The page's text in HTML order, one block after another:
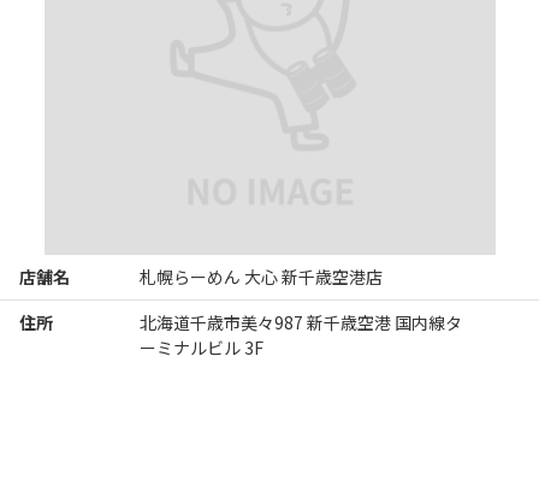
店舗名
札幌らーめん 大心 新千歳空港店
住所
北海道千歳市美々987 新千歳空港 国内線タ
ーミナルビル 3F